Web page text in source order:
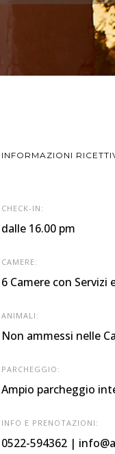
INFORMAZIONI
CHECK-IN:
dalle 16.00 pm
CAMERE:
6 Camere con Servizi
ANIMALI:
Non ammessi nelle
PARCHEGGIO:
Ampio parcheggio
INFO E PRENOTAZIONI:
0522-594362 |